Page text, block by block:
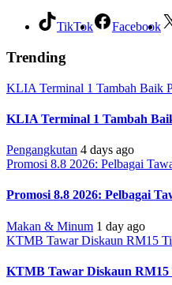
TikTok Facebook
Trending
KLIA Terminal 1 Tambah Baik
KLIA Terminal 1 Tambah
Pengangkutan 4 days ago
Promosi 8.8 2026: Pelbagai
Promosi 8.8 2026: Pelbagai
Makan & Minum 1 day ago
KTMB Tawar Diskaun RM15
KTMB Tawar Diskaun RM15